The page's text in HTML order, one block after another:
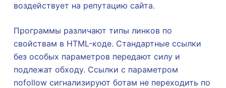
воздействует на репутацию сайта.
Программы различают типы линков по
свойствам в HTML-коде. Стандартные ссылки
без особых параметров передают силу и
подлежат обходу. Ссылки с параметром
nofollow сигнализируют ботам не переходить по